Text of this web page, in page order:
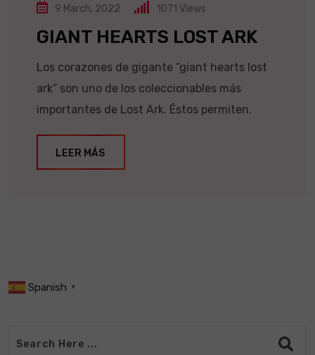
9 March, 2022 1071 Views
GIANT HEARTS LOST ARK
Los corazones de gigante “giant hearts lost
ark” son uno de los coleccionables más
importantes de Lost Ark. Éstos permiten.
LEER MÁS
Spanish ▼